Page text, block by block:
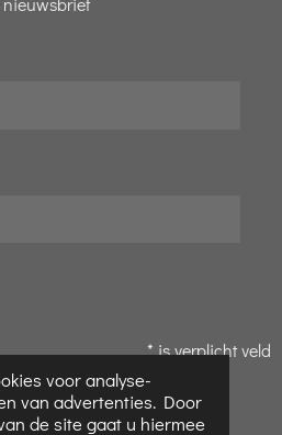
voor analyse-
van advertenties. Door
de site gaat u hiermee
* is verplicht veld